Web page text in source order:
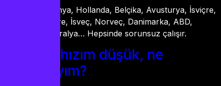
Türkiye, Almanya, Hollanda, Belçika, Avusturya, İsviçre,
Fransa, İngiltere, İsveç, Norveç, Danimarka, ABD,
Kanada, Avustralya… Hepsinde sorunsuz çalışır.
İnternet hızım düşük, ne
yapmalıyım?